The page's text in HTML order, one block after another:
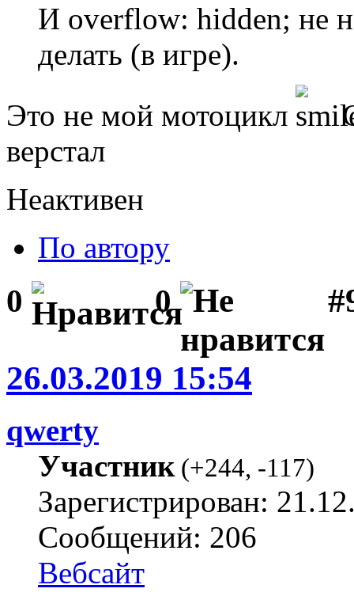
И overflow: hidden; не
делать (в игре).
Это не мой мотоцикл
верстал
Неактивен
По автору
0 0
26.03.2019 15:54
qwerty
Участник(+244, -117)
Зарегистрирован:
Сообщений: 206
Вебсайт